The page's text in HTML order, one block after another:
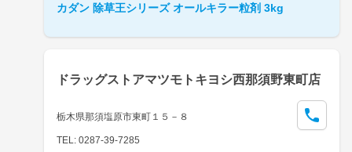
カダン 除草王シリーズ オールキラー粒剤 3kg
ドラッグストアマツモトキヨシ西那須野東町店
栃木県那須塩原市東町１５－８
TEL: 0287-39-7285